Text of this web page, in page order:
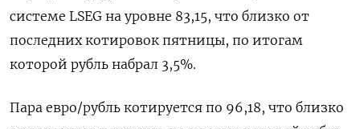
системе LSEG ​на уровне 83,15, что близко от
последних ​котировок пятницы, по итогам
которой рубль набрал 3,5%.
Пара ​евро/рубль котируется ⁠по 96,18, что близко